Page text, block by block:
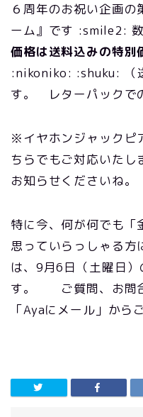
６周年のお祝い企画の
ーム』です :smile2:
価格は送料込みの特
:nikoniko: :shuku: （
す。 レターパックで
※イヤホンジャックピ
ちらでもご対応いたし
お知らせくださいね。
特に今、何が何でも「
思っていらっしゃる
は、9月6日（土曜日
す。 ご質問、お問合
「Ayaにメール」か